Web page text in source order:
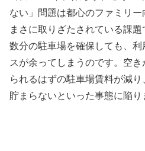
ない」問題は都心のファミリー
まさに取りざたされている課
数分の駐車場を確保しても、
スが余ってしまうのです。空
られるはずの駐車場賃料が減
貯まらないといった事態に陥り